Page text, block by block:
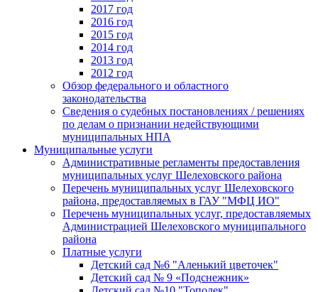
2017 год
2016 год
2015 год
2014 год
2013 год
2012 год
Обзор федерального и областного
законодательства
Сведения о судебных постановлениях / решениях
по делам о признании недействующими
муниципальных НПА
Муниципальные услуги
Административные регламенты предоставления
муниципальных услуг Шелеховского района
Перечень муниципальных услуг Шелеховского
района, предоставляемых в ГАУ "МФЦ ИО"
Перечень муниципальных услуг, предоставляемых
Администрацией Шелеховского муниципального
района
Платные услуги
Детский сад №6 "Аленький цветочек"
Детский сад № 9 «Подснежник»